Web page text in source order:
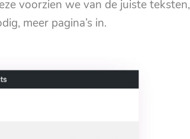
voorzien we van de juiste teksten,
meer pagina’s in.